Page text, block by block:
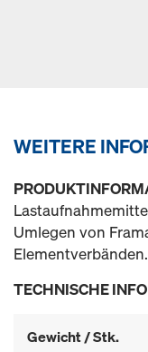
WEITERE
Umlegen von
Elementverbänden.
TECHNISCHE
Gewicht / Stk.